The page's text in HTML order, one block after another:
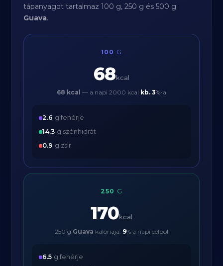
tápanyagot tartalmaz 100 g, 250 g és 500 g
Guava.
100 G
68 kcal
68 kcal — a napi 2000 kcal kb. 3%-a
2.6 g fehérje
14.3 g szénhidrát
0.9 g zsír
250 G
170kcal
250 g Guava kalóriája: 9% a napi célból
6.5 g fehérje